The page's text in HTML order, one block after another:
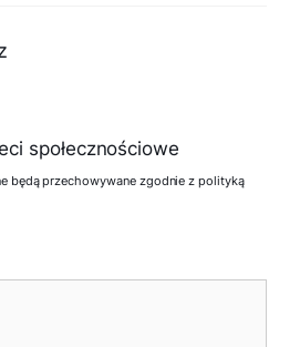
społecznościowe
będą przechowywane zgodnie z polityką